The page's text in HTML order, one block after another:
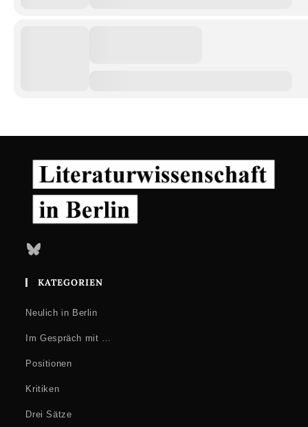
Bluesky
KATEGORIEN
Neulich in Berlin
Im Gespräch mit …
Positionen
Kritiken
Drei Sätze